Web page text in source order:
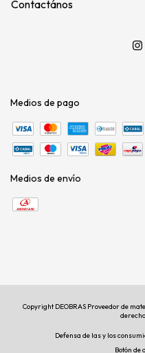
Contactános
Medios de pago
Medios de envío
Copyright DEOBRAS Proveedor de
Defensa de las y los
Botón